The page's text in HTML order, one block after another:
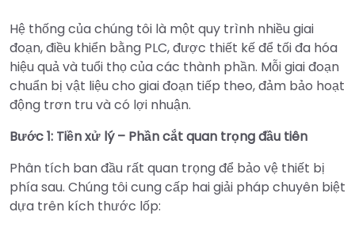
Hệ thống của chúng tôi là một quy trình nhiều giai
đoạn, điều khiển bằng PLC, được thiết kế để tối đa hóa
hiệu quả và tuổi thọ của các thành phần. Mỗi giai đoạn
chuẩn bị vật liệu cho giai đoạn tiếp theo, đảm bảo hoạt
động trơn tru và có lợi nhuận.
Bước 1: Tiền xử lý – Phần cắt quan trọng đầu tiên
Phân tích ban đầu rất quan trọng để bảo vệ thiết bị
phía sau. Chúng tôi cung cấp hai giải pháp chuyên biệt
dựa trên kích thước lốp: